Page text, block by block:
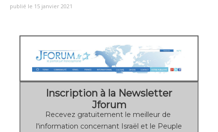
publié le 15 janvier 2021
Inscription à la Newsletter
Jforum
Recevez gratuitement le meilleur de
l'information concernant Israël et le Peuple